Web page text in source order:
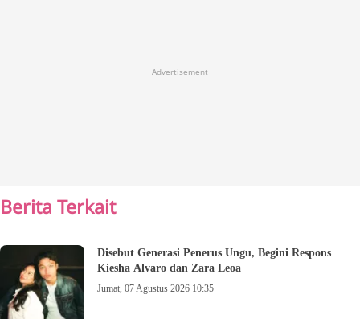
Advertisement
Berita Terkait
Disebut Generasi Penerus Ungu, Begini Respons
Kiesha Alvaro dan Zara Leoa
Jumat, 07 Agustus 2026 10:35